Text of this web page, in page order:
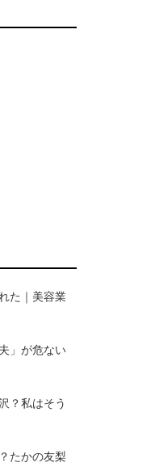
た｜美容業
」が危ない
？私はそう
たかの友梨